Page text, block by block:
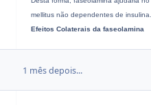
mellitus não dependentes de insulina.
Efeitos Colaterais da faseolamina
1 mês depois...